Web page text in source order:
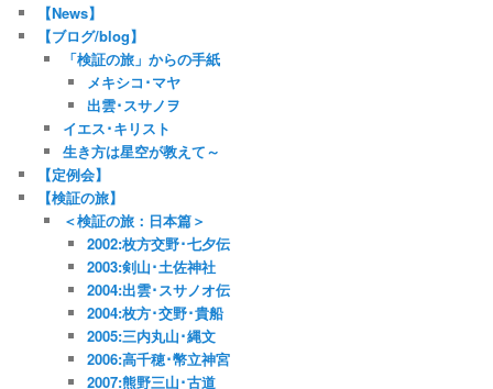
【News】
【ブログ/blog】
「検証の旅」からの手紙
メキシコ･マヤ
出雲･スサノヲ
イエス･キリスト
生き方は星空が教えて～
【定例会】
【検証の旅】
＜検証の旅：日本篇＞
2002:枚方交野･七夕伝
2003:剣山･土佐神社
2004:出雲･スサノオ伝
2004:枚方･交野･貴船
2005:三内丸山･縄文
2006:高千穂･幣立神宮
2007:熊野三山･古道